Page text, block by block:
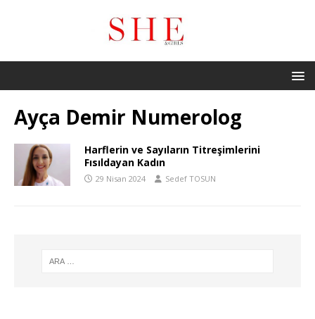
Ayça Demir Numerolog
Harflerin ve Sayıların Titreşimlerini
Fısıldayan Kadın
29 Nisan 2024 Sedef TOSUN